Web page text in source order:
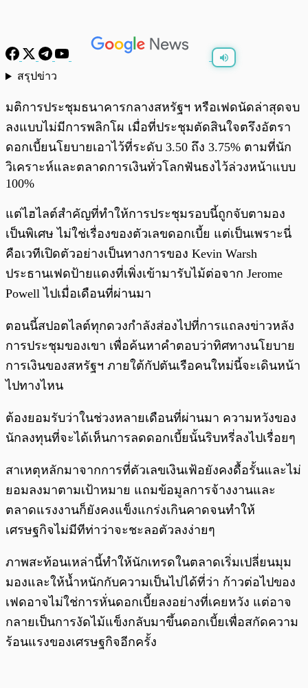
สรุปข่าว
มติการประชุมธนาคารกลางสหรัฐฯ หรือเฟดนัดล่าสุดจบ
ลงแบบไม่มีการพลิกโผ เมื่อที่ประชุมตัดสินใจตรึงอัตรา
ดอกเบี้ยนโยบายเอาไว้ที่ระดับ 3.50 ถึง 3.75% ตามที่นัก
วิเคราะห์และตลาดการเงินทั่วโลกฟันธงไว้ล่วงหน้าแบบ
100%
แต่ไฮไลต์สำคัญที่ทำให้การประชุมรอบนี้ถูกจับตามอง
เป็นพิเศษ ไม่ใช่เรื่องของตัวเลขดอกเบี้ย แต่เป็นเพราะนี่
คือเวทีเปิดตัวอย่างเป็นทางการของ Kevin Warsh
ประธานเฟดป้ายแดงที่เพิ่งเข้ามารับไม้ต่อจาก Jerome
Powell ไปเมื่อเดือนที่ผ่านมา
ตอนนี้สปอตไลต์ทุกดวงกำลังส่องไปที่การแถลงข่าวหลัง
การประชุมของเขา เพื่อค้นหาคำตอบว่าทิศทางนโยบาย
การเงินของสหรัฐฯ ภายใต้กัปตันเรือคนใหม่นี้จะเดินหน้า
ไปทางไหน
ต้องยอมรับว่าในช่วงหลายเดือนที่ผ่านมา ความหวังของ
นักลงทุนที่จะได้เห็นการลดดอกเบี้ยนั้นริบหรี่ลงไปเรื่อยๆ
สาเหตุหลักมาจากการที่ตัวเลขเงินเฟ้อยังคงดื้อรั้นและไม่
ยอมลงมาตามเป้าหมาย แถมข้อมูลการจ้างงานและ
ตลาดแรงงานก็ยังคงแข็งแกร่งเกินคาดจนทำให้
เศรษฐกิจไม่มีทีท่าว่าจะชะลอตัวลงง่ายๆ
ภาพสะท้อนเหล่านี้ทำให้นักเทรดในตลาดเริ่มเปลี่ยนมุม
มองและให้น้ำหนักกับความเป็นไปได้ที่ว่า ก้าวต่อไปของ
เฟดอาจไม่ใช่การหั่นดอกเบี้ยลงอย่างที่เคยหวัง แต่อาจ
กลายเป็นการงัดไม้แข็งกลับมาขึ้นดอกเบี้ยเพื่อสกัดความ
ร้อนแรงของเศรษฐกิจอีกครั้ง